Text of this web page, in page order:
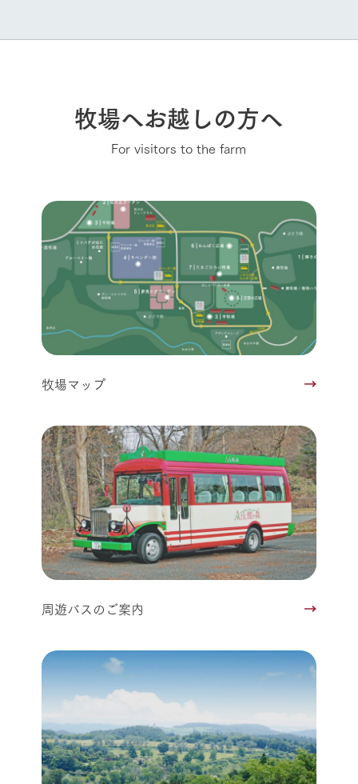
牧場へお越しの方へ
For visitors to the farm
牧場マップ
周遊バスのご案内